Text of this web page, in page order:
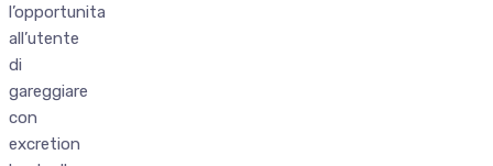
l’opportunita
all’utente
di
gareggiare
con
excretion